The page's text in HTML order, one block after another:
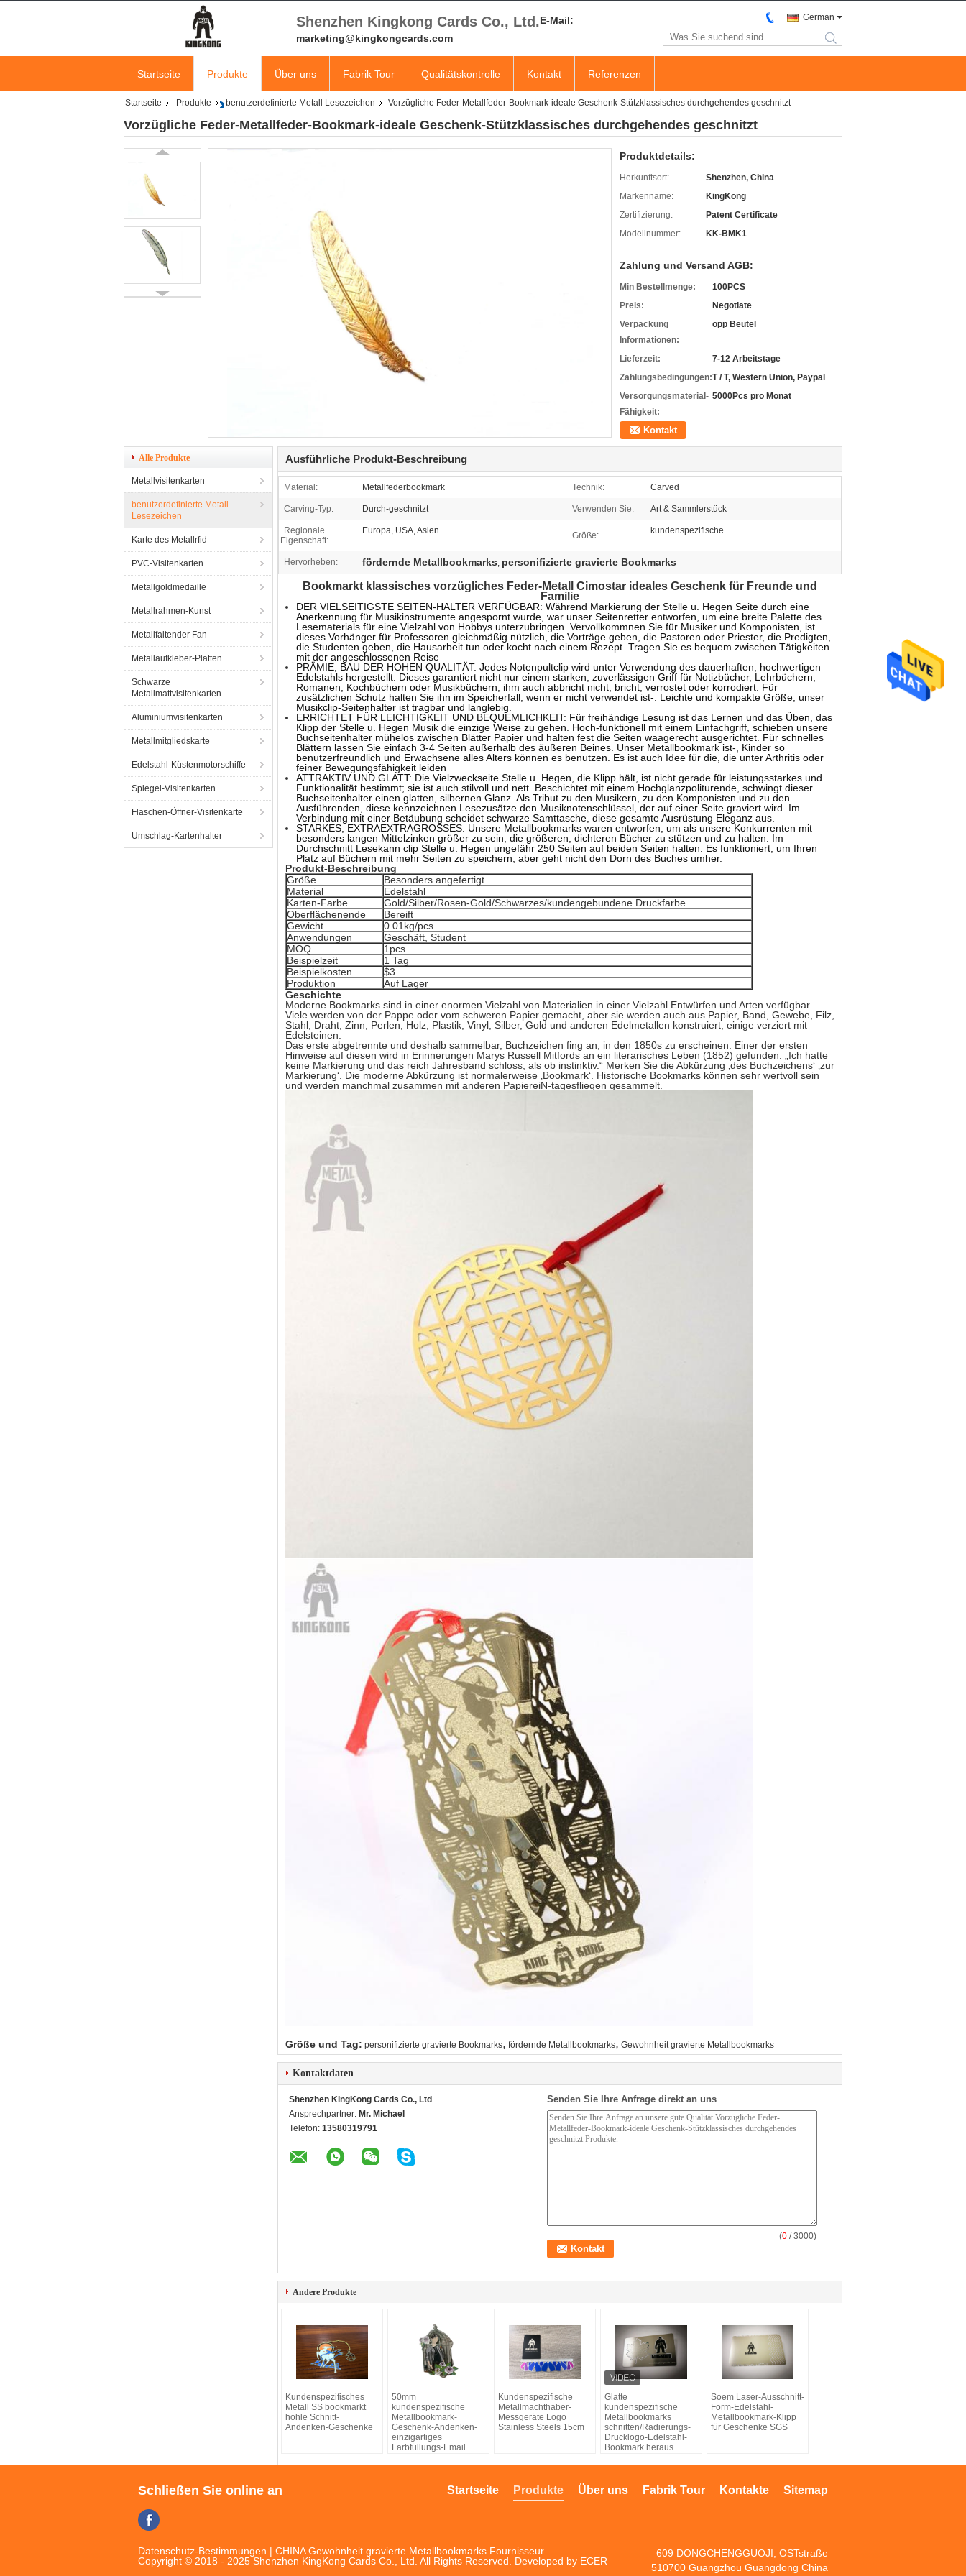
Shenzhen Kingkong Cards Co., Ltd.E-Mail:
marketing@kingkongcards.com
German
search
Startseite Produkte Über uns Fabrik Tour Qualitätskontrolle Kontakt Referenzen
Startseite Produkte benutzerdefinierte Metall Lesezeichen Vorzügliche Feder-Metallfeder-Bookmark-ideale Geschenk-Stützklassisches durchgehendes geschnitzt
Vorzügliche Feder-Metallfeder-Bookmark-ideale Geschenk-Stützklassisches durchgehendes geschnitzt
Produktdetails:
Herkunftsort:
Shenzhen, China
Markenname:
KingKong
Zertifizierung:
Patent Certificate
Modellnummer:
KK-BMK1
Zahlung und Versand AGB:
Min Bestellmenge:
100PCS
Preis:
Negotiate
Verpackung
Informationen:
opp Beutel
Lieferzeit:
7-12 Arbeitstage
Zahlungsbedingungen:T / T, Western Union, Paypal
Versorgungsmaterial-
Fähigkeit:
5000Pcs pro Monat
Kontakt
Alle Produkte
Metallvisitenkarten
benutzerdefinierte Metall
Lesezeichen
Karte des Metallrfid
PVC-Visitenkarten
Metallgoldmedaille
Metallrahmen-Kunst
Metallfaltender Fan
Metallaufkleber-Platten
Schwarze
Metallmattvisitenkarten
Aluminiumvisitenkarten
Metallmitgliedskarte
Edelstahl-Küstenmotorschiffe
Spiegel-Visitenkarten
Flaschen-Öffner-Visitenkarte
Umschlag-Kartenhalter
Ausführliche Produkt-Beschreibung
Material: Metallfederbookmark Technik: Carved
Carving-Typ: Durch-geschnitzt Verwenden Sie: Art & Sammlerstück
Regionale
Eigenschaft:
Europa, USA, Asien Größe: kundenspezifische
Hervorheben: fördernde Metallbookmarks, personifizierte gravierte Bookmarks
Bookmarkt klassisches vorzügliches Feder-Metall Cimostar ideales Geschenk für Freunde und
Familie
DER VIELSEITIGSTE SEITEN-HALTER VERFÜGBAR: Während Markierung der Stelle u. Hegen Seite durch eine
Anerkennung für Musikinstrumente angespornt wurde, war unser Seitenretter entworfen, um eine breite Palette des
Lesematerials für eine Vielzahl von Hobbys unterzubringen. Vervollkommnen Sie für Musiker und Komponisten, ist
dieses Vorhänger für Professoren gleichmäßig nützlich, die Vorträge geben, die Pastoren oder Priester, die Predigten,
die Studenten geben, die Hausarbeit tun oder kocht nach einem Rezept. Tragen Sie es bequem zwischen Tätigkeiten
mit der angeschlossenen Reise
PRÄMIE, BAU DER HOHEN QUALITÄT: Jedes Notenpultclip wird unter Verwendung des dauerhaften, hochwertigen
Edelstahls hergestellt. Dieses garantiert nicht nur einem starken, zuverlässigen Griff für Notizbücher, Lehrbüchern,
Romanen, Kochbüchern oder Musikbüchern, ihm auch abbricht nicht, bricht, verrostet oder korrodiert. Für
zusätzlichen Schutz halten Sie ihn im Speicherfall, wenn er nicht verwendet ist-. Leichte und kompakte Größe, unser
Musikclip-Seitenhalter ist tragbar und langlebig.
ERRICHTET FÜR LEICHTIGKEIT UND BEQUEMLICHKEIT: Für freihändige Lesung ist das Lernen und das Üben, das
Klipp der Stelle u. Hegen Musik die einzige Weise zu gehen. Hoch-funktionell mit einem Einfachgriff, schieben unsere
Buchseitenhalter mühelos zwischen Blätter Papier und halten fest die Seiten waagerecht ausgerichtet. Für schnelles
Blättern lassen Sie einfach 3-4 Seiten außerhalb des äußeren Beines. Unser Metallbookmark ist-, Kinder so
benutzerfreundlich und Erwachsene alles Alters können es benutzen. Es ist auch Idee für die, die unter Arthritis oder
feiner Bewegungsfähigkeit leiden
ATTRAKTIV UND GLATT: Die Vielzweckseite Stelle u. Hegen, die Klipp hält, ist nicht gerade für leistungsstarkes und
Funktionalität bestimmt; sie ist auch stilvoll und nett. Beschichtet mit einem Hochglanzpoliturende, schwingt dieser
Buchseitenhalter einen glatten, silbernen Glanz. Als Tribut zu den Musikern, zu den Komponisten und zu den
Ausführenden, diese kennzeichnen Lesezusätze den Musiknotenschlüssel, der auf einer Seite graviert wird. Im
Verbindung mit einer Betäubung scheidet schwarze Samttasche, diese gesamte Ausrüstung Eleganz aus.
STARKES, EXTRAEXTRAGROSSES: Unsere Metallbookmarks waren entworfen, um als unsere Konkurrenten mit
besonders langen Mittelzinken größer zu sein, die größeren, dichteren Bücher zu stützen und zu halten. Im
Durchschnitt Lesekann clip Stelle u. Hegen ungefähr 250 Seiten auf beiden Seiten halten. Es funktioniert, um Ihren
Platz auf Büchern mit mehr Seiten zu speichern, aber geht nicht den Dorn des Buches umher.
Produkt-Beschreibung
Größe
Besonders angefertigt
Material
Edelstahl
Karten-Farbe
Gold/Silber/Rosen-Gold/Schwarzes/kundengebundene Druckfarbe
Oberflächenende
Bereift
Gewicht
0.01kg/pcs
Anwendungen
Geschäft, Student
MOQ
1pcs
Beispielzeit
1 Tag
Beispielkosten
$3
Produktion
Auf Lager
Geschichte
Moderne Bookmarks sind in einer enormen Vielzahl von Materialien in einer Vielzahl Entwürfen und Arten verfügbar.
Viele werden von der Pappe oder vom schweren Papier gemacht, aber sie werden auch aus Papier, Band, Gewebe, Filz,
Stahl, Draht, Zinn, Perlen, Holz, Plastik, Vinyl, Silber, Gold und anderen Edelmetallen konstruiert, einige verziert mit
Edelsteinen.
Das erste abgetrennte und deshalb sammelbar, Buchzeichen fing an, in den 1850s zu erscheinen. Einer der ersten
Hinweise auf diesen wird in Erinnerungen Marys Russell Mitfords an ein literarisches Leben (1852) gefunden: „Ich hatte
keine Markierung und das reich Jahresband schloss, als ob instinktiv.“ Merken Sie die Abkürzung ‚des Buchzeichens‘ ‚zur
Markierung‘. Die moderne Abkürzung ist normalerweise ‚Bookmark‘. Historische Bookmarks können sehr wertvoll sein
und werden manchmal zusammen mit anderen PapiereiN-tagesfliegen gesammelt.
Größe und Tag: personifizierte gravierte Bookmarks, fördernde Metallbookmarks, Gewohnheit gravierte Metallbookmarks
Kontaktdaten
Shenzhen KingKong Cards Co., Ltd
Ansprechpartner: Mr. Michael
Telefon: 13580319791
Senden Sie Ihre Anfrage direkt an uns
(0 / 3000)
Andere Produkte
Kundenspezifisches
Metall SS bookmarkt
hohle Schnitt-
Andenken-Geschenke
50mm
kundenspezifische
Metallbookmark-
Geschenk-Andenken-
einzigartiges
Farbfüllungs-Email
Kundenspezifische
Metallmachthaber-
Messgeräte Logo
Stainless Steels 15cm
Glatte
kundenspezifische
Metallbookmarks
schnitten/Radierungs-
Drucklogo-Edelstahl-
Bookmark heraus
Soem Laser-Ausschnitt-
Form-Edelstahl-
Metallbookmark-Klipp
für Geschenke SGS
Schließen Sie online an Sitemap
Kontakte
Fabrik Tour
Über uns
Produkte
Startseite
Datenschutz-Bestimmungen | CHINA Gewohnheit gravierte Metallbookmarks Fournisseur.
Copyright © 2018 - 2025 Shenzhen KingKong Cards Co., Ltd. All Rights Reserved. Developed by ECER
609 DONGCHENGGUOJI, OSTstraße
510700 Guangzhou Guangdong China